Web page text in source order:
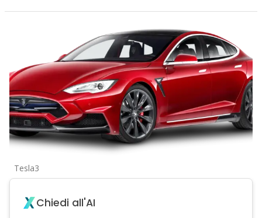
Tesla3
Chiedi all'AI